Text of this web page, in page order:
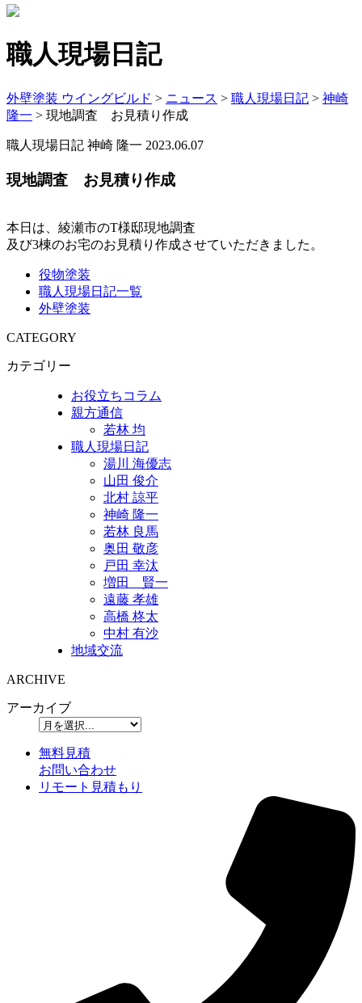
職人現場日記
外壁塗装 ウイングビルド > ニュース > 職人現場日記 > 神崎
隆一 > 現地調査 お見積り作成
職人現場日記 神崎 隆一 2023.06.07
現地調査 お見積り作成
本日は、綾瀬市のT様邸現地調査
及び3棟のお宅のお見積り作成させていただきました。
役物塗装
職人現場日記一覧
外壁塗装
CATEGORY
カテゴリー
お役立ちコラム
親方通信
若林 均
職人現場日記
湯川 海優志
山田 俊介
北村 諒平
神崎 隆一
若林 良馬
奥田 敬彦
戸田 幸汰
増田 賢一
遠藤 孝雄
高橋 柊太
中村 有沙
地域交流
ARCHIVE
アーカイブ
無料見積
お問い合わせ
リモート見積もり